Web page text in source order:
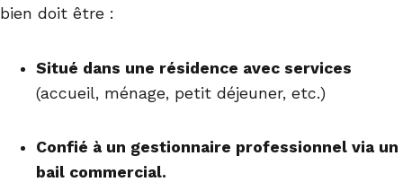
bien doit être :
Situé dans une résidence avec services
(accueil, ménage, petit déjeuner, etc.)
Confié à un gestionnaire professionnel via un
bail commercial.